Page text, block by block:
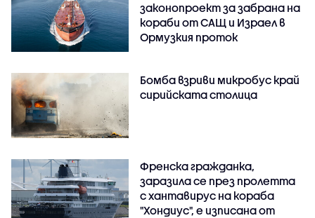
законопроект за забрана на
кораби от САЩ и Израел в
Ормузкия проток
Бомба взриви микробус край
сирийската столица
Френска гражданка,
заразила се през пролетта
с хантавирус на кораба
"Хондиус", е изписана от